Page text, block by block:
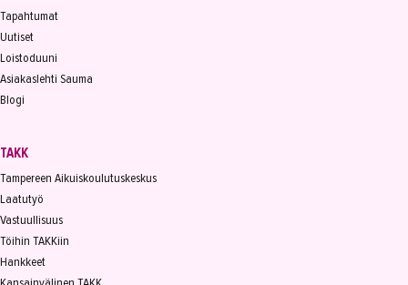
Tapahtumat
Uutiset
Loistoduuni
Asiakaslehti Sauma
Blogi
TAKK
Tampereen Aikuiskoulutuskeskus
Laatutyö
Vastuullisuus
Töihin TAKKiin
Hankkeet